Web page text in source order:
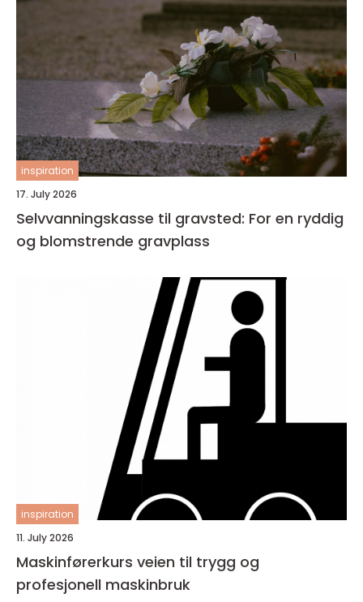
inspiration
17. July 2026
Selvvanningskasse til gravsted: For en ryddig
og blomstrende gravplass
inspiration
11. July 2026
Maskinførerkurs veien til trygg og
profesjonell maskinbruk